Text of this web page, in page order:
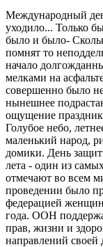
Международный
уходило... Только
было и было-
помнят то
начало
мелками на
совершенно было
нынешнее
ощущение
Голубое небо,
маленький народ,
домики. День
лета - один из
отмечают во всем
проведении было
федерацией
года. ООН
прав, жизни и
направлений своей